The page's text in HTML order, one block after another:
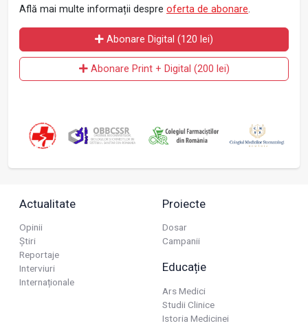
Află mai multe informații despre oferta de abonare.
Abonare Digital (120 lei)
Abonare Print + Digital (200 lei)
Actualitate
Opinii
Știri
Reportaje
Interviuri
Internaționale
Proiecte
Dosar
Campanii
Educație
Ars Medici
Studii Clinice
Istoria Medicinei